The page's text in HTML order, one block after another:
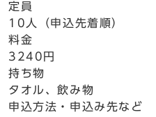
定員
10人（申込先着順）
料金
3240円
持ち物
タオル、飲み物
申込方法・申込み先など